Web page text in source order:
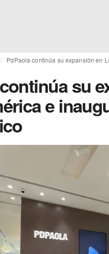
PdPaola continúa su expansión en
su
e